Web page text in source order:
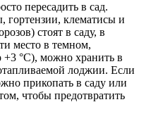
пересадить в сад.
гортензии, клематисы и
стоят в саду, в
место в темном,
°С), можно хранить в
лоджии. Если
прикопать в саду или
чтобы предотвратить